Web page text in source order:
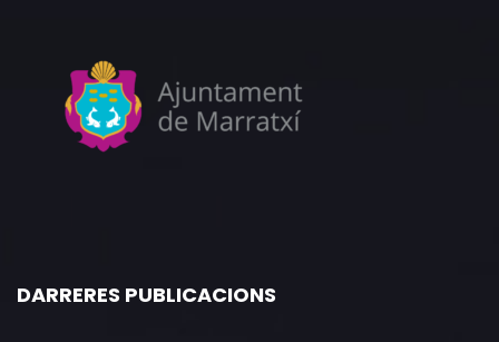
DARRERES PUBLICACIONS